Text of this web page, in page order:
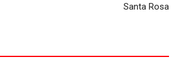
Santa Rosa